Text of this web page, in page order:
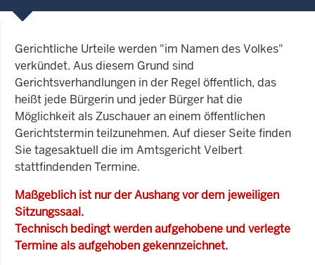
Gerichtliche Urteile werden "im Namen des Volkes"
verkündet. Aus diesem Grund sind
Gerichtsverhandlungen in der Regel öffentlich, das
heißt jede Bürgerin und jeder Bürger hat die
Möglichkeit als Zuschauer an einem öffentlichen
Gerichtstermin teilzunehmen. Auf dieser Seite finden
Sie tagesaktuell die im Amtsgericht Velbert
stattfindenden Termine.
Maßgeblich ist nur der Aushang vor dem jeweiligen
Sitzungssaal.
Technisch bedingt werden aufgehobene und verlegte
Termine als aufgehoben gekennzeichnet.